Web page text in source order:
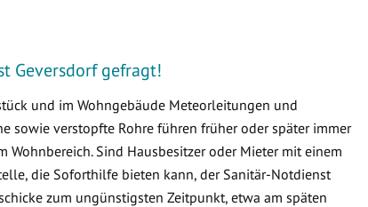
Geversdorf gefragt!
und im Wohngebäude Meteorleitungen und
sowie verstopfte Rohre führen früher oder später immer
Sind Hausbesitzer oder Mieter mit einem
die Soforthilfe bieten kann, der Sanitär-Notdienst
zum ungünstigsten Zeitpunkt, etwa am späten